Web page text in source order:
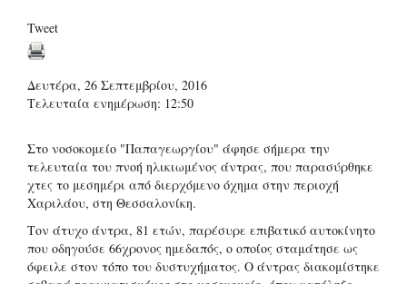
Tweet
Δευτέρα, 26 Σεπτεμβρίου, 2016
Τελευταία ενημέρωση: 12:50
Στο νοσοκομείο "Παπαγεωργίου" άφησε σήμερα την
τελευταία του πνοή ηλικιωμένος άντρας, που παρασύρθηκε
χτες το μεσημέρι από διερχόμενο όχημα στην περιοχή
Χαριλάου, στη Θεσσαλονίκη.
Τον άτυχο άντρα, 81 ετών, παρέσυρε επιβατικό αυτοκίνητο
που οδηγούσε 66χρονος ημεδαπός, ο οποίος σταμάτησε ως
όφειλε στον τόπο του δυστυχήματος. Ο άντρας διακομίστηκε